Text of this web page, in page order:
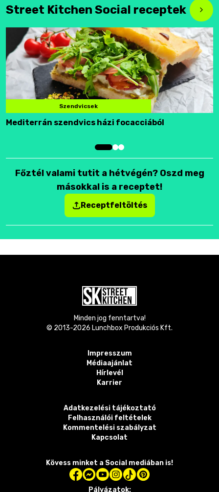
Street Kitchen Social receptek
Szendvicsek
Mediterrán szendvics házi focacciából
Főztél valami tutit a hétvégén? Oszd meg
másokkal is a receptet!
Receptfeltöltés
Minden jog fenntartva!
© 2013-2026 Lunchbox Produkciós Kft.
Impresszum
Médiaajánlat
Hírlevél
Karrier
Adatkezelési tájékoztató
Felhasználói feltételek
Kommentelési szabályzat
Kapcsolat
Kövess minket a Social mediában is!
Pályázatok: